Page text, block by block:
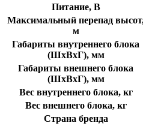
Питание, В
Максимальный перепад
м
Габариты внутреннего блока
(ШхВхГ), мм
Габариты внешнего блока
(ШхВхГ), мм
Вес внутреннего блока, кг
Вес внешнего блока, кг
Страна бренда